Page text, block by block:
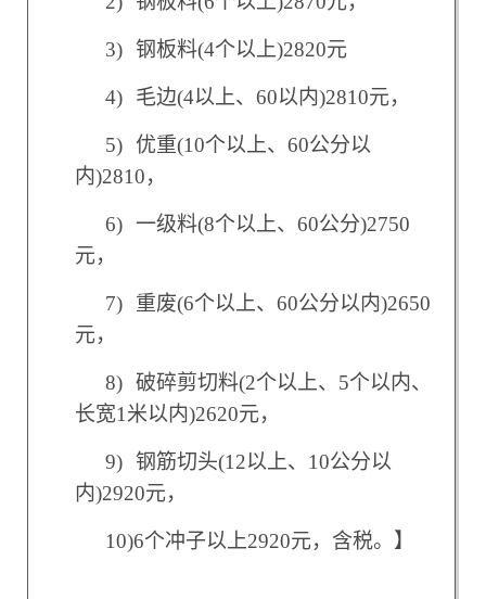
3) 钢板料(4个以上)2820元
4) 毛边(4以上、60以内)2810元，
5) 优重(10个以上、60公分以
内)2810，
6) 一级料(8个以上、60公分)2750
元，
7)
重废(6个以上、60公分以内)2650
元，
8) 破碎剪切料(2个以上、5个以内、
长宽1米以内)2620元，
9) 钢筋切头(12以上、10公分以
内)2920元，
10)6个冲子以上2920元，含税。】